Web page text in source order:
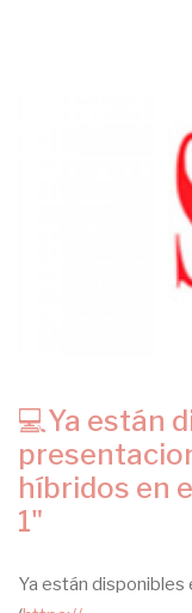
💻Ya están
híbridos en
1"
Ya están disponibles